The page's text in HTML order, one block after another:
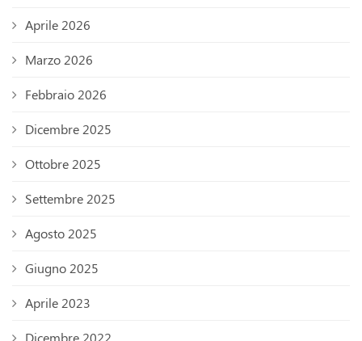
Aprile 2026
Marzo 2026
Febbraio 2026
Dicembre 2025
Ottobre 2025
Settembre 2025
Agosto 2025
Giugno 2025
Aprile 2023
Dicembre 2022